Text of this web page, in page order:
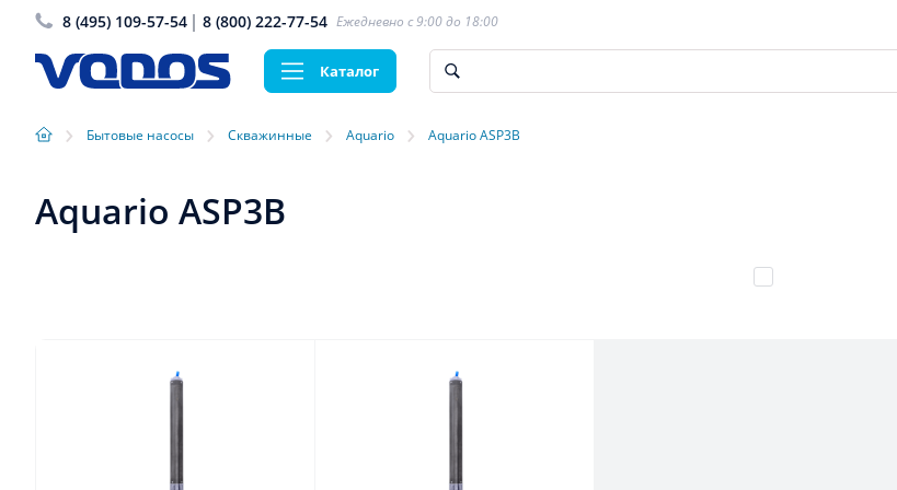
8 (495) 109-57-54 8 (800) 222-77-54 Ежедневно с 9:00 до 18:00
Каталог
› Бытовые насосы › Скважинные › Aquario › Aquario ASP3B
Aquario ASP3B